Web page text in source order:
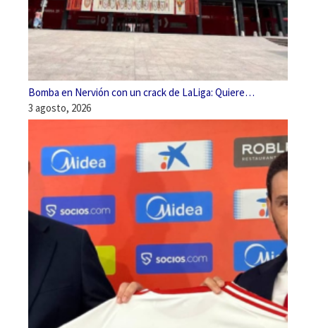
Bomba en Nervión con un crack de LaLiga: Quiere…
3 agosto, 2026